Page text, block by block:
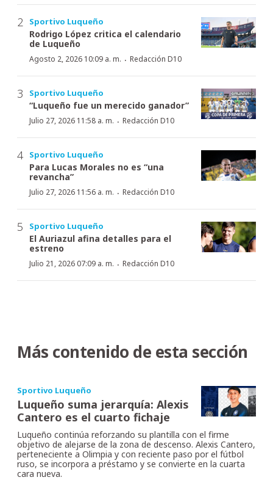
Sportivo Luqueño
Rodrigo López critica el calendario
de Luqueño
Agosto 2, 2026 10:09 a. m. · Redacción D10
Sportivo Luqueño
“Luqueño fue un merecido ganador”
Julio 27, 2026 11:58 a. m. · Redacción D10
Sportivo Luqueño
Para Lucas Morales no es “una
revancha”
Julio 27, 2026 11:56 a. m. · Redacción D10
Sportivo Luqueño
El Auriazul afina detalles para el
estreno
Julio 21, 2026 07:09 a. m. · Redacción D10
Más contenido de esta sección
Sportivo Luqueño
Luqueño suma jerarquía: Alexis
Cantero es el cuarto fichaje
Luqueño continúa reforzando su plantilla con el firme
objetivo de alejarse de la zona de descenso. Alexis Cantero,
perteneciente a Olimpia y con reciente paso por el fútbol
ruso, se incorpora a préstamo y se convierte en la cuarta
cara nueva.